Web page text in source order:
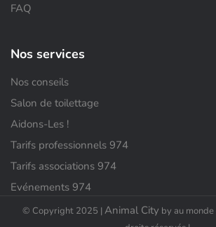
FAQ
Nos services
Nos conseils
Salon de toilettage
Aidons-Les !
Tarifs professionnels 974
Tarifs associations 974
Evénements 974
© Copyright 2025 | Animal City by au